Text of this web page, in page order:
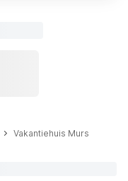
Vakantiehuis Murs